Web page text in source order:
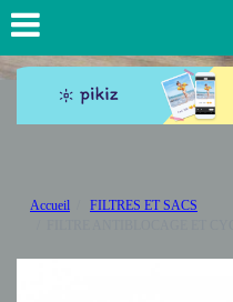
Accueil
FILTRES ET SACS